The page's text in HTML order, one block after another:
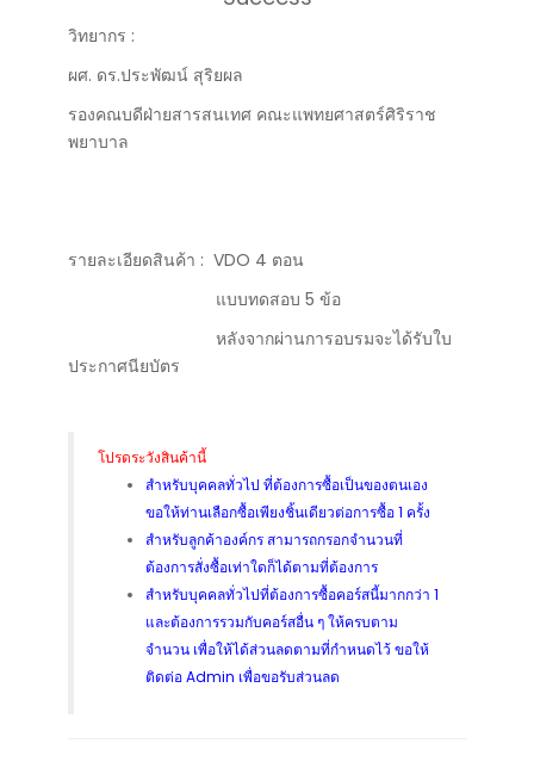
วิทยากร :
ผศ. ดร.ประพัฒน์ สุริยผล
รองคณบดีฝ่ายสารสนเทศ คณะแพทยศาสตร์ศิริราช
พยาบาล
รายละเอียดสินค้า : VDO 4 ตอน
แบบทดสอบ 5 ข้อ
หลังจากผ่านการอบรมจะได้รับใบ
ประกาศนียบัตร
โปรดระวังสินค้านี้
สำหรับบุคคลทั่วไป ที่ต้องการซื้อเป็นของตนเอง
ขอให้ท่านเลือกซื้อเพียงชิ้นเดียวต่อการซื้อ 1 ครั้ง
สำหรับลูกค้าองค์กร สามารถกรอกจำนวนที่
ต้องการสั่งซื้อเท่าใดก็ได้ตามที่ต้องการ
สำหรับบุคคลทั่วไปที่ต้องการซื้อคอร์สนี้มากกว่า 1
และต้องการรวมกับคอร์สอื่น ๆ ให้ครบตาม
จำนวน เพื่อให้ได้ส่วนลดตามที่กำหนดไว้ ขอให้
ติดต่อ Admin เพื่อขอรับส่วนลด